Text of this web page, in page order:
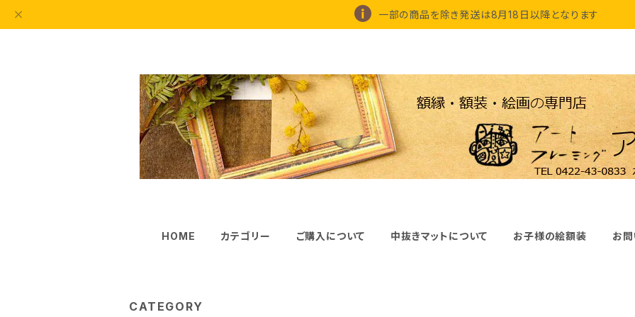
一部の商品を除き発送は8月18日以降となります
HOME カテゴリー ご購入について 中抜きマットについて お子様の絵額装 お
CATEGORY